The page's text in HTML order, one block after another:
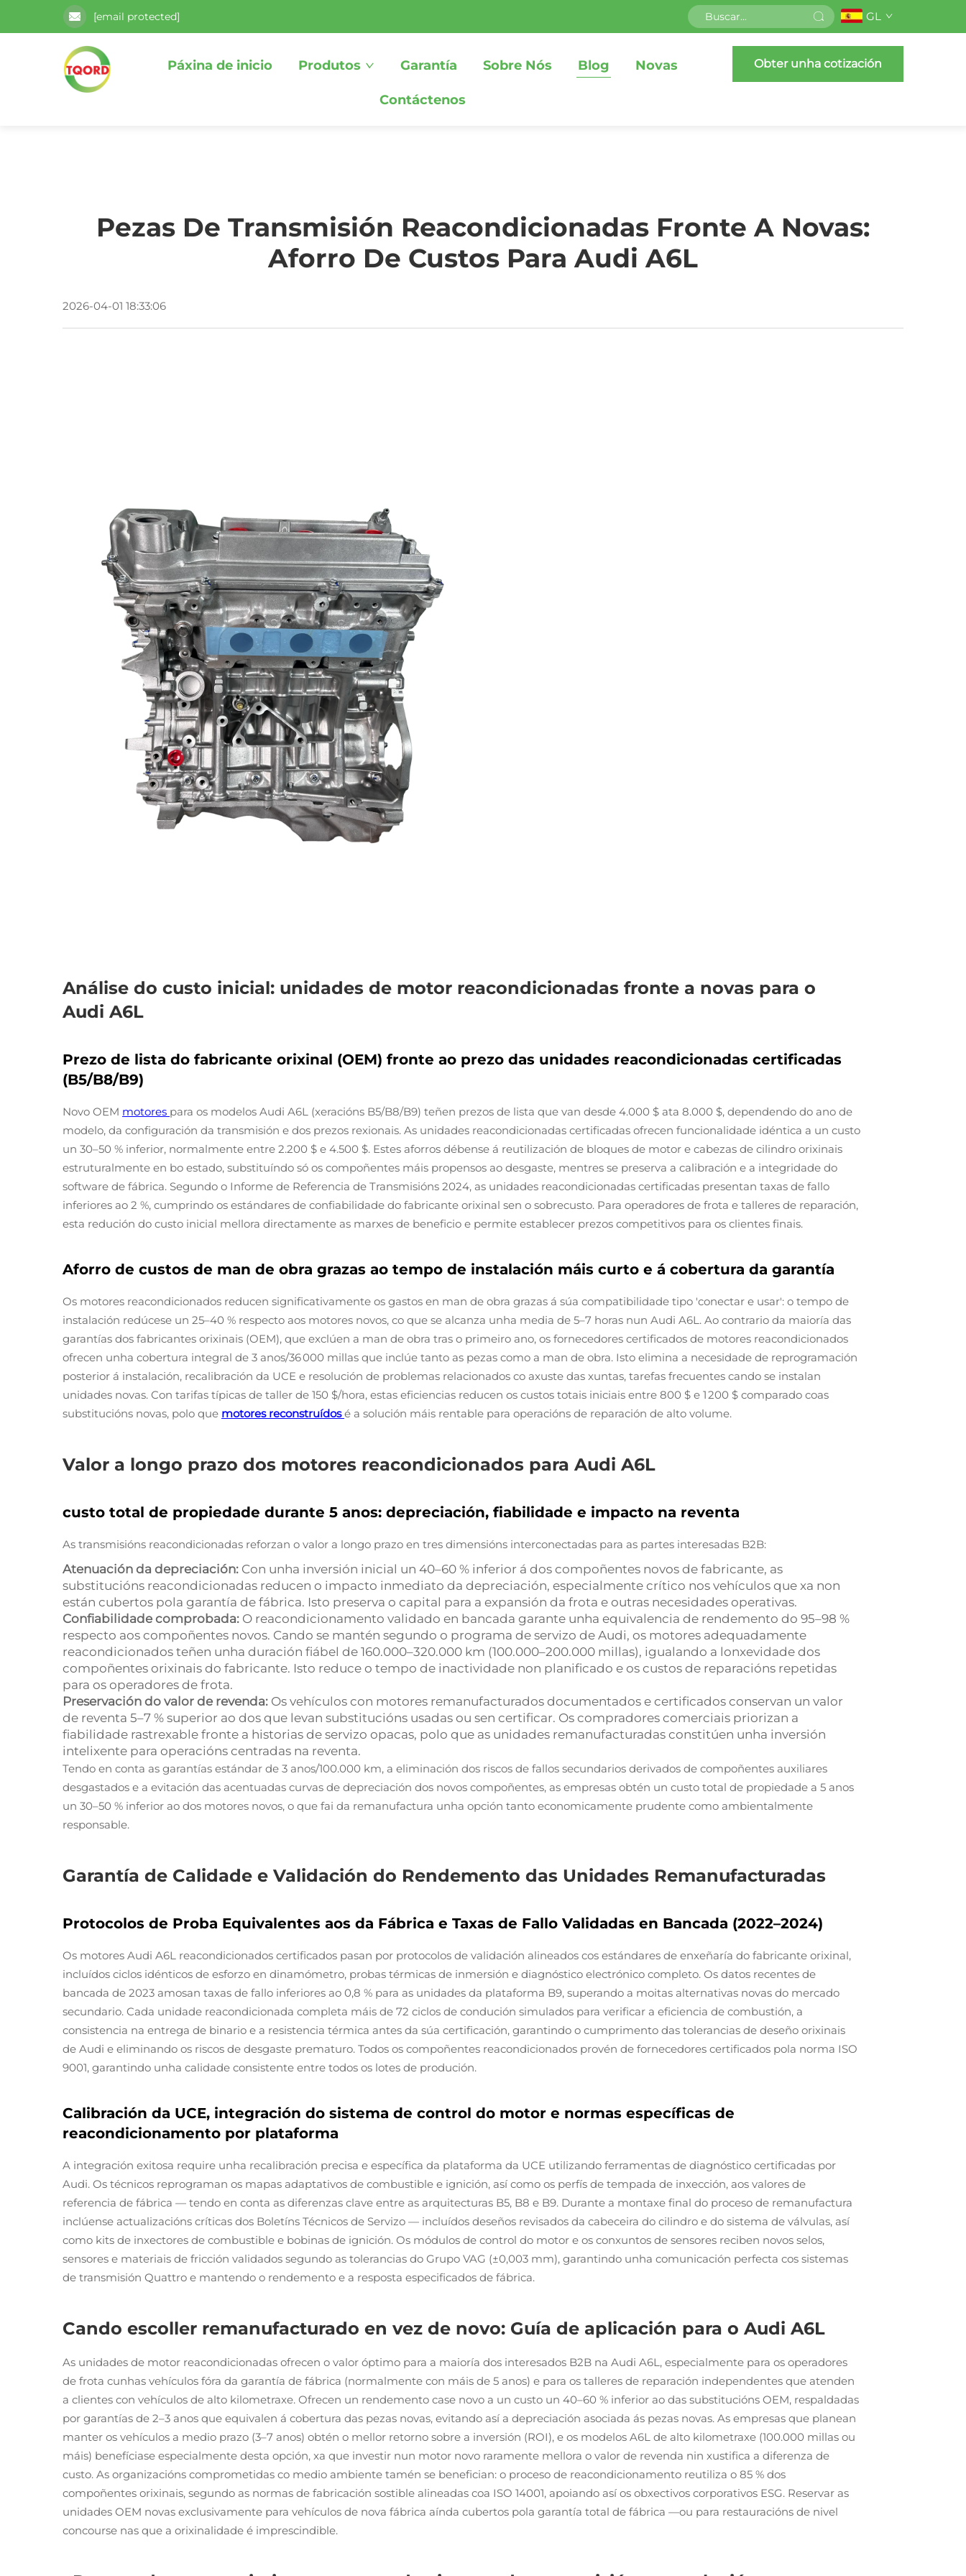
[email protected] GL
Páxina de inicio Produtos Garantía Sobre Nós Blog Novas
Contáctenos
Obter unha cotización
Pezas De Transmisión Reacondicionadas Fronte A Novas:
Aforro De Custos Para Audi A6L
2026-04-01 18:33:06
Análise do custo inicial: unidades de motor reacondicionadas fronte a novas para o
Audi A6L
Prezo de lista do fabricante orixinal (OEM) fronte ao prezo das unidades reacondicionadas certificadas
(B5/B8/B9)
Novo OEM motores para os modelos Audi A6L (xeracións B5/B8/B9) teñen prezos de lista que van desde 4.000 $ ata 8.000 $, dependendo do ano de
modelo, da configuración da transmisión e dos prezos rexionais. As unidades reacondicionadas certificadas ofrecen funcionalidade idéntica a un custo
un 30–50 % inferior, normalmente entre 2.200 $ e 4.500 $. Estes aforros débense á reutilización de bloques de motor e cabezas de cilindro orixinais
estruturalmente en bo estado, substituíndo só os compoñentes máis propensos ao desgaste, mentres se preserva a calibración e a integridade do
software de fábrica. Segundo o Informe de Referencia de Transmisións 2024, as unidades reacondicionadas certificadas presentan taxas de fallo
inferiores ao 2 %, cumprindo os estándares de confiabilidade do fabricante orixinal sen o sobrecusto. Para operadores de frota e talleres de reparación,
esta redución do custo inicial mellora directamente as marxes de beneficio e permite establecer prezos competitivos para os clientes finais.
Aforro de custos de man de obra grazas ao tempo de instalación máis curto e á cobertura da garantía
Os motores reacondicionados reducen significativamente os gastos en man de obra grazas á súa compatibilidade tipo 'conectar e usar': o tempo de
instalación redúcese un 25–40 % respecto aos motores novos, co que se alcanza unha media de 5–7 horas nun Audi A6L. Ao contrario da maioría das
garantías dos fabricantes orixinais (OEM), que exclúen a man de obra tras o primeiro ano, os fornecedores certificados de motores reacondicionados
ofrecen unha cobertura integral de 3 anos/36 000 millas que inclúe tanto as pezas como a man de obra. Isto elimina a necesidade de reprogramación
posterior á instalación, recalibración da UCE e resolución de problemas relacionados co axuste das xuntas, tarefas frecuentes cando se instalan
unidades novas. Con tarifas típicas de taller de 150 $/hora, estas eficiencias reducen os custos totais iniciais entre 800 $ e 1 200 $ comparado coas
substitucións novas, polo que motores reconstruídosé a solución máis rentable para operacións de reparación de alto volume.
Valor a longo prazo dos motores reacondicionados para Audi A6L
custo total de propiedade durante 5 anos: depreciación, fiabilidade e impacto na reventa
As transmisións reacondicionadas reforzan o valor a longo prazo en tres dimensións interconectadas para as partes interesadas B2B:
Atenuación da depreciación: Con unha inversión inicial un 40–60 % inferior á dos compoñentes novos de fabricante, as
substitucións reacondicionadas reducen o impacto inmediato da depreciación, especialmente crítico nos vehículos que xa non
están cubertos pola garantía de fábrica. Isto preserva o capital para a expansión da frota e outras necesidades operativas.
Confiabilidade comprobada: O reacondicionamento validado en bancada garante unha equivalencia de rendemento do 95–98 %
respecto aos compoñentes novos. Cando se mantén segundo o programa de servizo de Audi, os motores adequadamente
reacondicionados teñen unha duración fiábel de 160.000–320.000 km (100.000–200.000 millas), igualando a lonxevidade dos
compoñentes orixinais do fabricante. Isto reduce o tempo de inactividade non planificado e os custos de reparacións repetidas
para os operadores de frota.
Preservación do valor de revenda: Os vehículos con motores remanufacturados documentados e certificados conservan un valor
de reventa 5–7 % superior ao dos que levan substitucións usadas ou sen certificar. Os compradores comerciais priorizan a
fiabilidade rastrexable fronte a historias de servizo opacas, polo que as unidades remanufacturadas constitúen unha inversión
intelixente para operacións centradas na reventa.
Tendo en conta as garantías estándar de 3 anos/100.000 km, a eliminación dos riscos de fallos secundarios derivados de compoñentes auxiliares
desgastados e a evitación das acentuadas curvas de depreciación dos novos compoñentes, as empresas obtén un custo total de propiedade a 5 anos
un 30–50 % inferior ao dos motores novos, o que fai da remanufactura unha opción tanto economicamente prudente como ambientalmente
responsable.
Garantía de Calidade e Validación do Rendemento das Unidades Remanufacturadas
Protocolos de Proba Equivalentes aos da Fábrica e Taxas de Fallo Validadas en Bancada (2022–2024)
Os motores Audi A6L reacondicionados certificados pasan por protocolos de validación alineados cos estándares de enxeñaría do fabricante orixinal,
incluídos ciclos idénticos de esforzo en dinamómetro, probas térmicas de inmersión e diagnóstico electrónico completo. Os datos recentes de
bancada de 2023 amosan taxas de fallo inferiores ao 0,8 % para as unidades da plataforma B9, superando a moitas alternativas novas do mercado
secundario. Cada unidade reacondicionada completa máis de 72 ciclos de condución simulados para verificar a eficiencia de combustión, a
consistencia na entrega de binario e a resistencia térmica antes da súa certificación, garantindo o cumprimento das tolerancias de deseño orixinais
de Audi e eliminando os riscos de desgaste prematuro. Todos os compoñentes reacondicionados provén de fornecedores certificados pola norma ISO
9001, garantindo unha calidade consistente entre todos os lotes de produción.
Calibración da UCE, integración do sistema de control do motor e normas específicas de
reacondicionamento por plataforma
A integración exitosa require unha recalibración precisa e específica da plataforma da UCE utilizando ferramentas de diagnóstico certificadas por
Audi. Os técnicos reprograman os mapas adaptativos de combustible e ignición, así como os perfís de tempada de inxección, aos valores de
referencia de fábrica — tendo en conta as diferenzas clave entre as arquitecturas B5, B8 e B9. Durante a montaxe final do proceso de remanufactura
inclúense actualizacións críticas dos Boletíns Técnicos de Servizo — incluídos deseños revisados da cabeceira do cilindro e do sistema de válvulas, así
como kits de inxectores de combustible e bobinas de ignición. Os módulos de control do motor e os conxuntos de sensores reciben novos selos,
sensores e materiais de fricción validados segundo as tolerancias do Grupo VAG (±0,003 mm), garantindo unha comunicación perfecta cos sistemas
de transmisión Quattro e mantendo o rendemento e a resposta especificados de fábrica.
Cando escoller remanufacturado en vez de novo: Guía de aplicación para o Audi A6L
As unidades de motor reacondicionadas ofrecen o valor óptimo para a maioría dos interesados B2B na Audi A6L, especialmente para os operadores
de frota cunhas vehículos fóra da garantía de fábrica (normalmente con máis de 5 anos) e para os talleres de reparación independentes que atenden
a clientes con vehículos de alto kilometraxe. Ofrecen un rendemento case novo a un custo un 40–60 % inferior ao das substitucións OEM, respaldadas
por garantías de 2–3 anos que equivalen á cobertura das pezas novas, evitando así a depreciación asociada ás pezas novas. As empresas que planean
manter os vehículos a medio prazo (3–7 anos) obtén o mellor retorno sobre a inversión (ROI), e os modelos A6L de alto kilometraxe (100.000 millas ou
máis) benefíciase especialmente desta opción, xa que investir nun motor novo raramente mellora o valor de revenda nin xustifica a diferenza de
custo. As organizacións comprometidas co medio ambiente tamén se benefician: o proceso de reacondicionamento reutiliza o 85 % dos
compoñentes orixinais, segundo as normas de fabricación sostible alineadas coa ISO 14001, apoiando así os obxectivos corporativos ESG. Reservar as
unidades OEM novas exclusivamente para vehículos de nova fábrica aínda cubertos pola garantía total de fábrica —ou para restauracións de nivel
concourse nas que a orixinalidade é imprescindible.